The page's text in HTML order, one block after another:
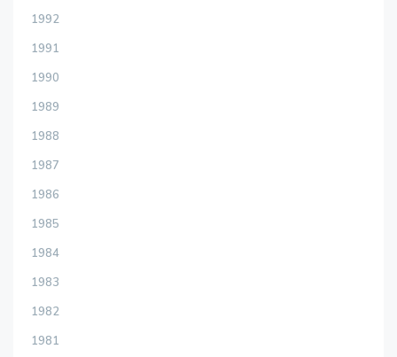
1992
1991
1990
1989
1988
1987
1986
1985
1984
1983
1982
1981